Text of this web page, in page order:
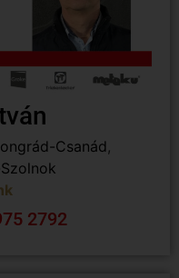
Csanád,
2792